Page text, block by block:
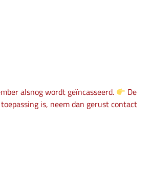
alsnog wordt geïncasseerd.
De
is, neem dan gerust contact